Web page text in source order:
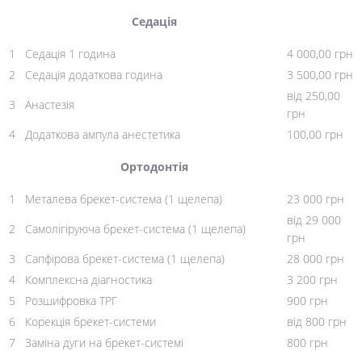
Седація
1 Седація 1 година
4 000,00 грн
2
Седація додаткова година
3 500,00 грн
3
Анастезія
від 250,00
грн
4
Додаткова ампула анестетика 100,00 грн
Ортодонтія
1 Металева брекет-система (1 щелепа)
23 000 грн
2
Самолігіруюча брекет-система (1 щелепа)
від 29 000
грн
3
Сапфірова брекет-система (1 щелепа)
28 000 грн
4
Комплексна діагностика
3 200 грн
5
Розшифровка ТРГ
900 грн
6
Корекція брекет-системи
від 800 грн
7
Заміна дуги на брекет-системі
800 грн